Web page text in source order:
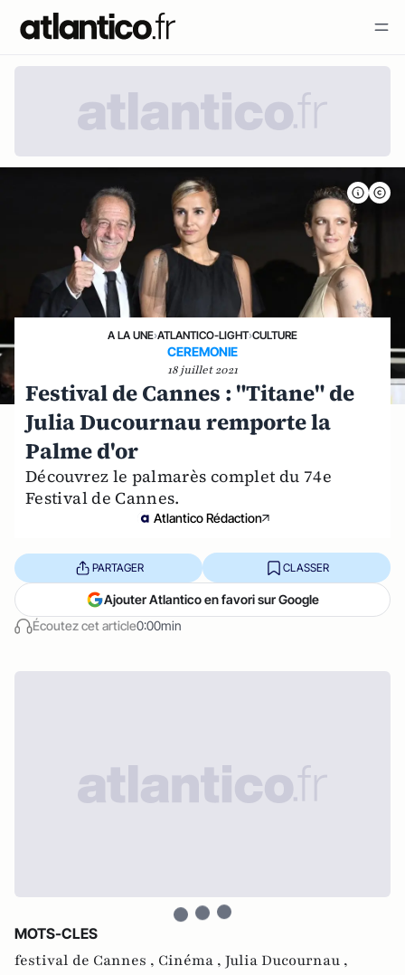
A LA UNE›ATLANTICO-LIGHT›CULTURE
CEREMONIE
18 juillet 2021
Festival de Cannes : "Titane" de
Julia Ducournau remporte la
Palme d'or
Découvrez le palmarès complet du 74e
Festival de Cannes.
Atlantico Rédaction
Écoutez cet article0:00min
PARTAGER CLASSER
Ajouter Atlantico en favori sur Google
MOTS-CLES
festival de Cannes , Cinéma , Julia Ducournau ,